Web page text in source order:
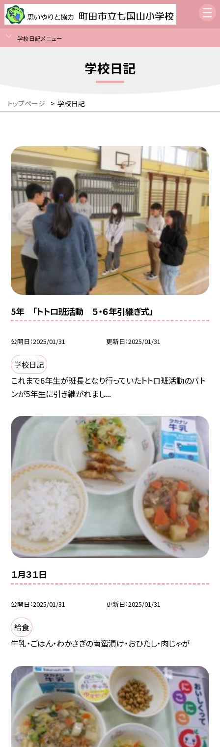
学校日記メニュー
学校日記
トップページ > 学校日記
5年 「トトロ班活動 ５・６年引継ぎ式」
公開日 2025/01/31 更新日 2025/01/31
学校日記
これまで6年生が班長となり行っていたトトロ班活動のバト
ンが5年生に引き継がれまし...
１月３１日
公開日 2025/01/31 更新日 2025/01/31
給食
牛乳・ごはん・わかさぎの南蛮漬け・おひたし・肉じゃが